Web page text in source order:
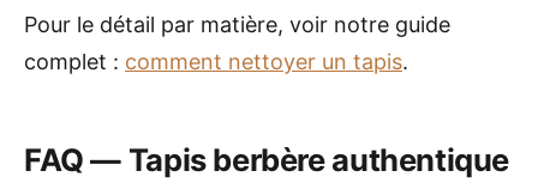
Pour le détail par matière, voir notre guide
complet : comment nettoyer un tapis.
FAQ — Tapis berbère authentique